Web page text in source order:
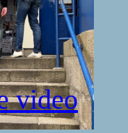
video